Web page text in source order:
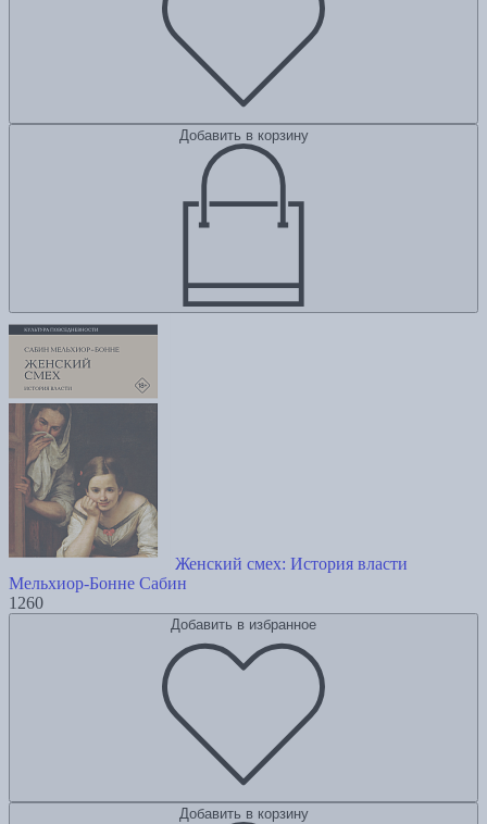
Добавить в корзину
Женский смех: История власти
Мельхиор-Бонне Сабин
1260
Добавить в избранное
Добавить в корзину